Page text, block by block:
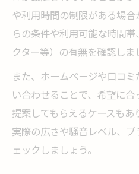
や利用時間の制限がある場
らの条件や利用可能な時間
クター等）の有無を確認しま
また、ホームページや口コ
い合わせることで、希望に
提案してもらえるケースもあ
実際の広さや騒音レベル、
ェックしましょう。